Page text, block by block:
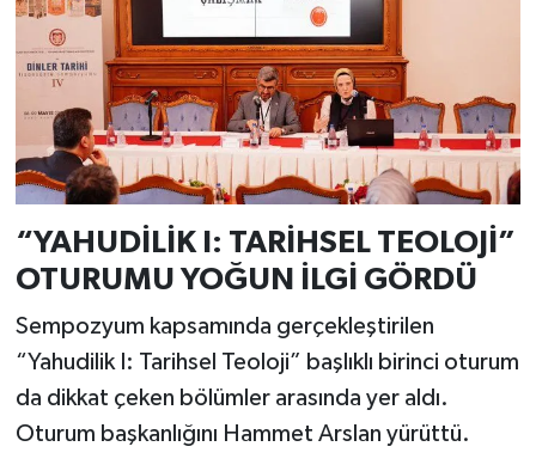
“YAHUDİLİK I: TARİHSEL TEOLOJİ”
OTURUMU YOĞUN İLGİ GÖRDÜ
Sempozyum kapsamında gerçekleştirilen
“Yahudilik I: Tarihsel Teoloji” başlıklı birinci oturum
da dikkat çeken bölümler arasında yer aldı.
Oturum başkanlığını Hammet Arslan yürüttü.